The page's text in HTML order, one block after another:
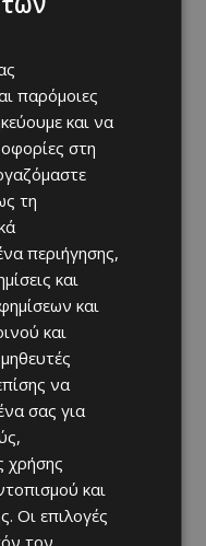
χωρίς το
του δεξιού χεριού
στο Conference
παρόμοιες
και να
στη
τη
περιήγησης,
και
και
και
να
σας για
χρήσης
και
Οι επιλογές
τον